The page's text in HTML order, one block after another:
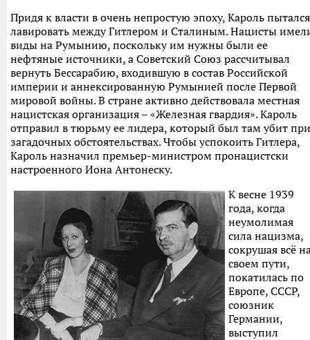
Придя к власти в очень непростую эпоху, Кароль пытался
лавировать между Гитлером и Сталиным. Нацисты
виды на Румынию, поскольку им нужны были ее
нефтяные источники, а Советский Союз рассчитывал
вернуть Бессарабию, входившую в состав Российской
империи и аннексированную Румынией после Первой
мировой войны. В стране активно действовала местная
нацистская организация – «Железная гвардия». Кароль
отправил в тюрьму ее лидера, который был там убит при
загадочных обстоятельствах. Чтобы успокоить Гитлера,
Кароль назначил премьер-министром пронацистски
настроенного Иона Антонеску.
К весне 1939
года, когда
неумолимая
сила нацизма,
сокрушая всё
своем пути,
покатилась по
Европе, СССР,
союзник
Германии,
выступил